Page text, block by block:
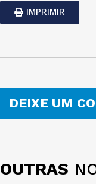
IMPRIMIR
DEIXE UM
OUTRAS